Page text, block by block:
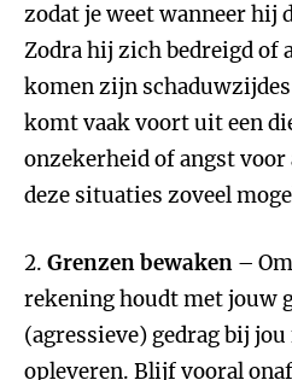
zodat je weet wanneer hij
Zodra hij zich bedreigd of
komen zijn
komt vaak voort uit een
onzekerheid of angst
deze situaties zoveel
2. Grenzen bewaken –
rekening houdt met jouw
(agressieve) gedrag bij
opleveren. Blijf vooral